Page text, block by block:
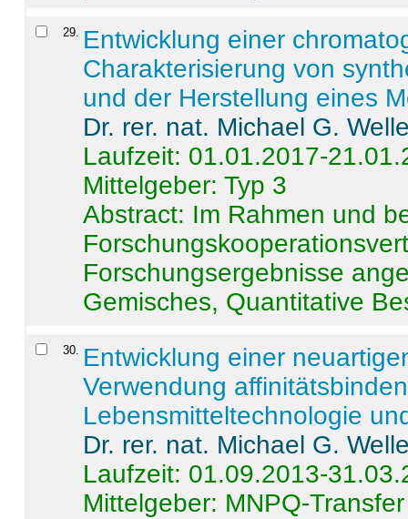
29. Entwicklung einer
Charakterisierung von
und der Herstellung eines
Dr. rer. nat. Michael G.
Laufzeit: 01.01.2017-
Mittelgeber: Typ 3
Abstract: Im Rahmen und
Forschungsergebnisse
Gemisches, Quantitative
30. Entwicklung einer
Verwendung
Lebensmitteltechnologie
Dr. rer. nat. Michael G.
Laufzeit: 01.09.2013-
Mittelgeber: MNPQ-Transfer